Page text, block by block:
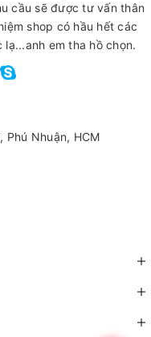
cầu sẽ được tư vấn thân
shop có hầu hết các
em tha hồ chọn.
Phú Nhuận, HCM